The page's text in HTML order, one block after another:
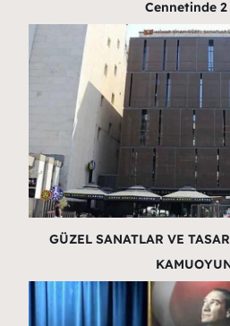
Cennetinde 2
GÜZEL SANATLAR VE